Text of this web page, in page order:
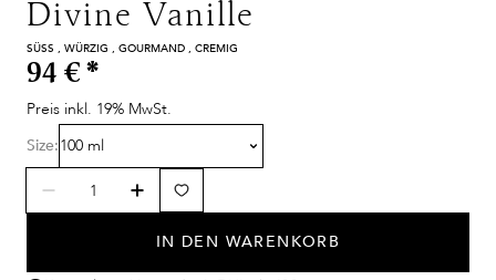
Divine Vanille
SÜSS , WÜRZIG , GOURMAND , CREMIG
94 € *
Preis inkl. 19% MwSt.
Size:100 ml
IN DEN WARENKORB